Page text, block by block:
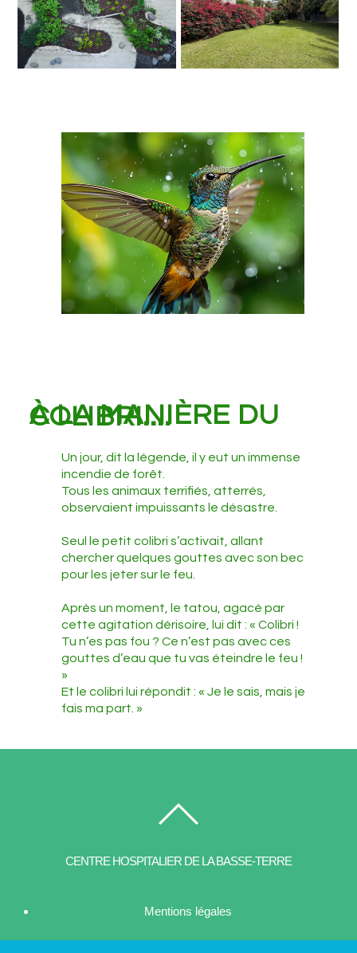
À LA MANIÈRE DU COLIBRI....
Un jour, dit la légende, il y eut un immense
incendie de forêt.
Tous les animaux terrifiés, atterrés,
observaient impuissants le désastre.
Seul le petit colibri s’activait, allant
chercher quelques gouttes avec son bec
pour les jeter sur le feu.
Après un moment, le tatou, agacé par
cette agitation dérisoire, lui dit : « Colibri !
Tu n’es pas fou ? Ce n’est pas avec ces
gouttes d’eau que tu vas éteindre le feu !
»
Et le colibri lui répondit : « Je le sais, mais je
fais ma part. »
CENTRE HOSPITALIER DE LA BASSE-TERRE
Mentions légales